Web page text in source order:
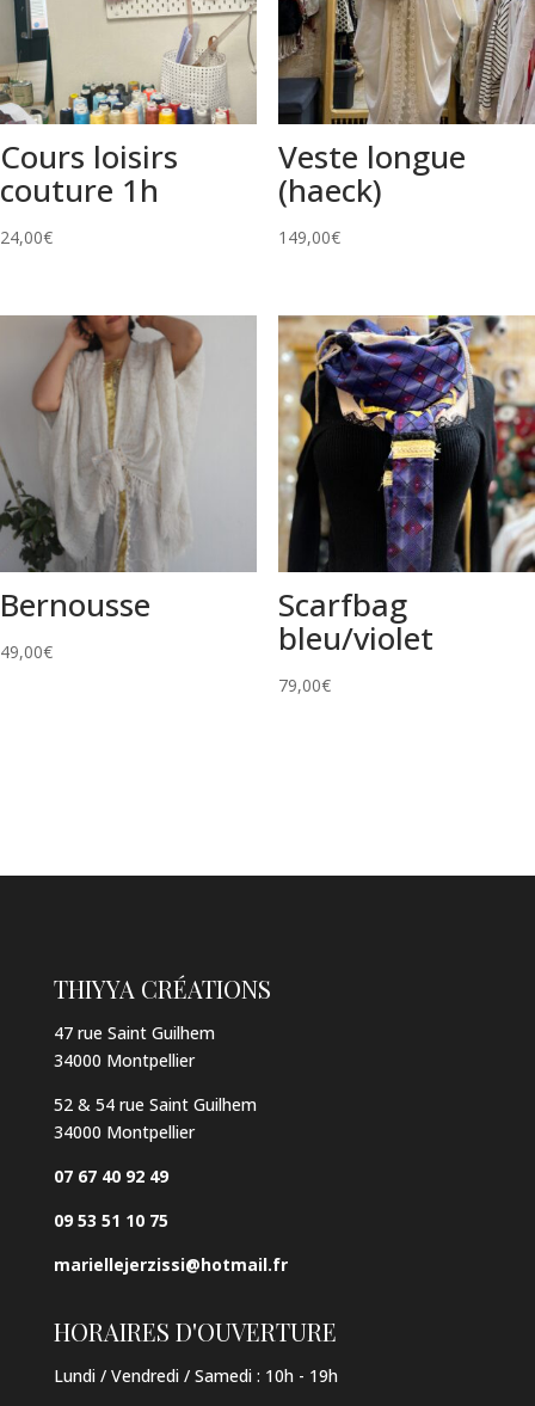
Cours loisirs
couture 1h
24,00€
Veste longue
(haeck)
149,00€
Bernousse
49,00€
Scarfbag
bleu/violet
79,00€
THIYYA CRÉATIONS
47 rue Saint Guilhem
34000 Montpellier
52 & 54 rue Saint Guilhem
34000 Montpellier
07 67 40 92 49
09 53 51 10 75
mariellejerzissi@hotmail.fr
HORAIRES D'OUVERTURE
Lundi / Vendredi / Samedi : 10h - 19h